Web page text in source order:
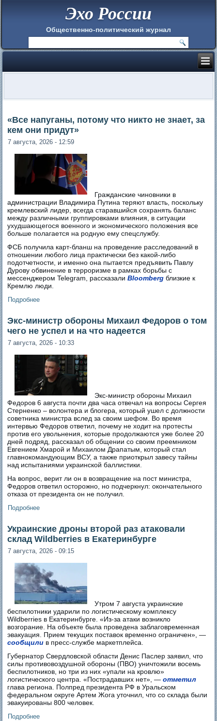
Эхо России
Общественно-политический журнал
«Все напуганы, потому что никто не знает, за
кем они придут»
7 августа, 2026 - 12:59
Гражданские чиновники в
администрации Владимира Путина теряют власть, поскольку
кремлевский лидер, всегда старавшийся сохранять баланс
между различными группировками влияния, в ситуации
ухудшающегося военного и экономического положения все
больше полагается на родную ему спецслужбу.
ФСБ получила карт-бланш на проведение расследований в
отношении любого лица практически без какой-либо
подотчетности, и именно она пытается предъявить Павлу
Дурову обвинение в терроризме в рамках борьбы с
мессенджером Telegram, рассказалиBloomberg близкие к
Кремлю люди.
Подробнее
Экс-министр обороны Михаил Федоров о том
чего не успел и на что надеется
7 августа, 2026 - 10:33
Экс-министр обороны Михаил
Федоров 6 августа почти два часа отвечал на вопросы Сергея
Стерненко – волонтера и блогера, который ушел с должности
советника министра вслед за своим шефом. Во время
интервью Федоров ответил, почему не ходит на протесты
против его увольнения, которые продолжаются уже более 20
дней подряд, рассказал об общении со своим преемником
Евгением Хмарой и Михаилом Драпатым, который стал
главнокомандующим ВСУ, а также приоткрыл завесу тайны
над испытаниями украинской баллистики.
На вопрос, верит ли он в возвращение на пост министра,
Федоров ответил осторожно, но подчеркнул: окончательного
отказа от президента он не получил.
Подробнее
Украинские дроны второй раз атаковали
склад Wildberries в Екатеринбурге
7 августа, 2026 - 09:15
Утром 7 августа украинские
беспилотники ударили по логистическому комплексу
Wildberries в Екатеринбурге. «Из-за атаки возникло
возгорание. На объекте была проведена заблаговременная
эвакуация. Прием текущих поставок временно ограничен», —
сообщили в пресс-службе маркетплейса.
Губернатор Свердловской области Денис Паслер заявил, что
силы противовоздушной обороны (ПВО) уничтожили восемь
беспилотников, но три из них «упали на кровлю»
логистического центра. «Пострадавших нет», —отметил
глава региона. Полпред президента РФ в Уральском
федеральном округе Артем Жога уточнил, что со склада были
эвакуированы 800 человек.
Подробнее